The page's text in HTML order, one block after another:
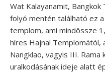
Wat Kalayanamit, Bangkok
folyó mentén található ez
templom, ami mindössze
híres Hajnal Templomától,
Nangklao, vagyis III.
uralkodásának ideje